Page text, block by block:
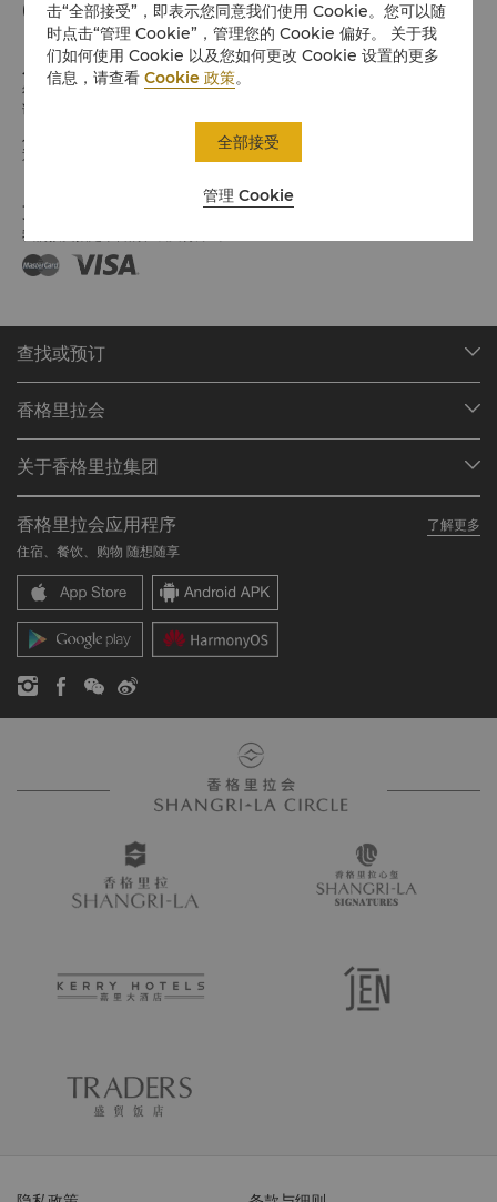
(91 80) 6916 6100
入住 / 退房
希望您入住愉快
请留意入住/退房时间:
退房时间：中午 12:00
支付方式
我们接受指定平台的在线支付方式:
查找或预订
查找预订
餐厅与酒吧
香格里拉会
加入香格里拉会
常见问题
联络我们
关于香格里拉集团
我们的酒店品牌
香格里拉中心
香格里拉公寓
联系方式
职业发展
企业社会责任
新闻稿
香格里拉会应用程序
了解更多
住宿、餐饮、购物 随想随享
击“全部接受”，即表示您同意我们使用 Cookie。您可以随
时点击“管理 Cookie”，管理您的 Cookie 偏好。 关于我
们如何使用 Cookie 以及您如何更改 Cookie 设置的更多
信息，请查看Cookie 政策。
管理 Cookie
全部接受